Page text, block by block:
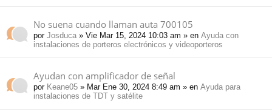
No suena cuando llaman auta 700105
por Josduca » Vie Mar 15, 2024 10:03 am » en Ayuda con
instalaciones de porteros electrónicos y videoporteros
Ayudan con amplificador de señal
por Keane05 » Mar Ene 30, 2024 8:49 am » en Ayuda para
instalaciones de TDT y satélite